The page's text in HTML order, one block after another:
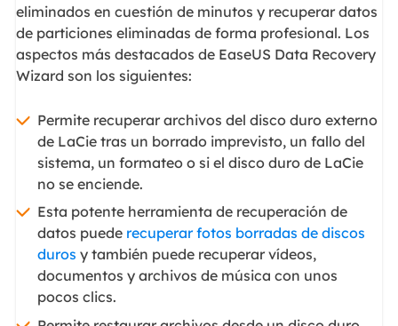
eliminados en cuestión de minutos y recuperar datos
de particiones eliminadas de forma profesional. Los
aspectos más destacados de EaseUS Data Recovery
Wizard son los siguientes:
Permite recuperar archivos del disco duro externo
de LaCie tras un borrado imprevisto, un fallo del
sistema, un formateo o si el disco duro de LaCie
no se enciende.
Esta potente herramienta de recuperación de
datos puede recuperar fotos borradas de discos
duros y también puede recuperar vídeos,
documentos y archivos de música con unos
pocos clics.